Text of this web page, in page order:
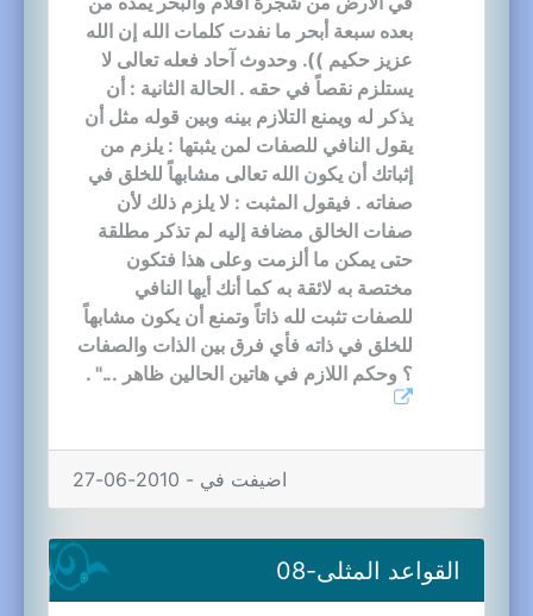
بعده سبعة أبحر ما نفدت كلمات الله إن الله
عزيز حكيم )). وحدوث آحاد فعله تعالى لا
يستلزم نقصاً في حقه . الحالة الثانية : أن
يذكر له ويمنع التلازم بينه وبين قوله مثل أن
يقول النافي للصفات لمن يثبتها : يلزم من
إثباتك أن يكون الله تعالى مشابهاً للخلق في
صفاته . فيقول المثبت : لا يلزم ذلك لأن
صفات الخالق مضافة إليه لم تذكر مطلقة
حتى يمكن ما ألزمت وعلى هذا فتكون
مختصة به لائقة به كما أنك أيها النافي
للصفات تثبت لله ذاتاً وتمنع أن يكون مشابهاً
للخلق في ذاته فأي فرق بين الذات والصفات
؟ وحكم اللازم في هاتين الحالين ظاهر ..." .
اضيفت في - 2010-06-27
القواعد المثلى-08